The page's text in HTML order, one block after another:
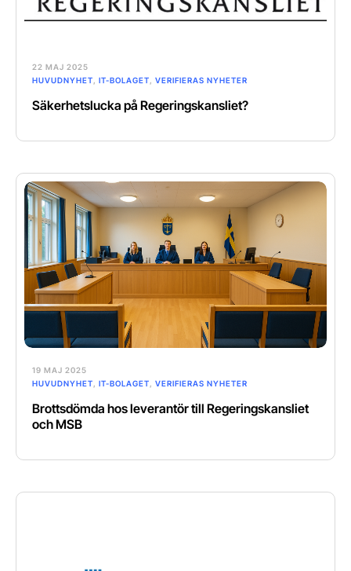
22 MAJ 2025
HUVUDNYHET
IT-BOLAGET VERIFIERAS NYHETER
Säkerhetslucka på Regeringskansliet?
19 MAJ 2025
HUVUDNYHET
IT-BOLAGET VERIFIERAS NYHETER
Brottsdömda hos leverantör till Regeringskansliet
och MSB